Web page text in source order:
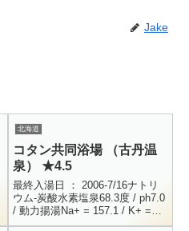
Jake
北海道
コタン共同浴場 （古丹温
泉） ★4.5
最終入湯日 ： 2006-7/16ナトリ
ウム-炭酸水素塩泉68.3度 / ph7.0
/ 動力揚湯Na+ = 157.1 / K+ =
6.8 / Ca++ = 21.9 / Mg...